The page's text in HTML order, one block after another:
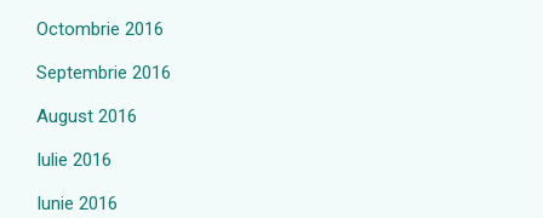
Octombrie 2016
Septembrie 2016
August 2016
Iulie 2016
Iunie 2016